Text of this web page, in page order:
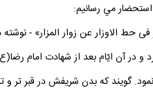
استحضار مي‌ رسانيم:
در آن ايّام بعد از شهادت امام
گويند كه بدن شريفش در قبر تر